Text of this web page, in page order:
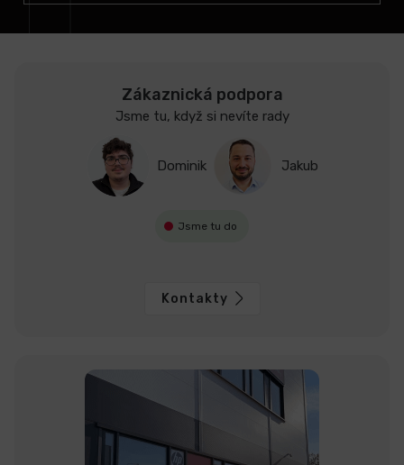
Zákaznická podpora
Jsme tu, když si nevíte rady
Dominik Jakub
Jsme tu do
Kontakty